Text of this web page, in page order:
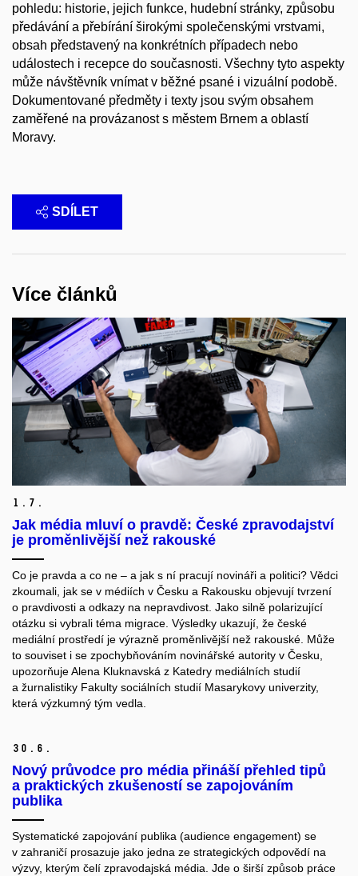
pohledu: historie, jejich funkce, hudební stránky, způsobu
předávání a přebírání širokými společenskými vrstvami,
obsah představený na konkrétních případech nebo
událostech i recepce do současnosti. Všechny tyto aspekty
může návštěvník vnímat v běžné psané i vizuální podobě.
Dokumentované předměty i texty jsou svým obsahem
zaměřené na provázanost s městem Brnem a oblastí
Moravy.
SDÍLET
Více článků
1. 7.
Jak média mluví o pravdě: České zpravodajství
je proměnlivější než rakouské
Co je pravda a co ne – a jak s ní pracují novináři a politici? Vědci
zkoumali, jak se v médiích v Česku a Rakousku objevují tvrzení
o pravdivosti a odkazy na nepravdivost. Jako silně polarizující
otázku si vybrali téma migrace. Výsledky ukazují, že české
mediální prostředí je výrazně proměnlivější než rakouské. Může
to souviset i se zpochybňováním novinářské autority v Česku,
upozorňuje Alena Kluknavská z Katedry mediálních studií
a žurnalistiky Fakulty sociálních studií Masarykovy univerzity,
která výzkumný tým vedla.
30. 6.
Nový průvodce pro média přináší přehled tipů
a praktických zkušeností se zapojováním
publika
Systematické zapojování publika (audience engagement) se
v zahraničí prosazuje jako jedna ze strategických odpovědí na
výzvy, kterým čelí zpravodajská média. Jde o širší způsob práce